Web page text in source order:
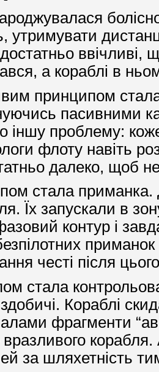
утримувати
достатньо
а кораблі в
принципом стала
пасивними
іншу проблему:
флоту навіть
далеко, щоб
стала приманка.
Їх запускали в
контур і
честі після
стала
здобичі. Кораблі
фрагменти
корабля.
за шляхетність